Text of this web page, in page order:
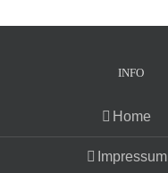
INFO
Home
Impressum